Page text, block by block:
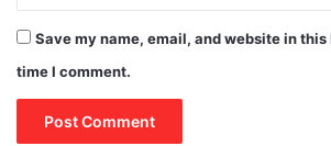
Save my name, email, and website in
time I comment.